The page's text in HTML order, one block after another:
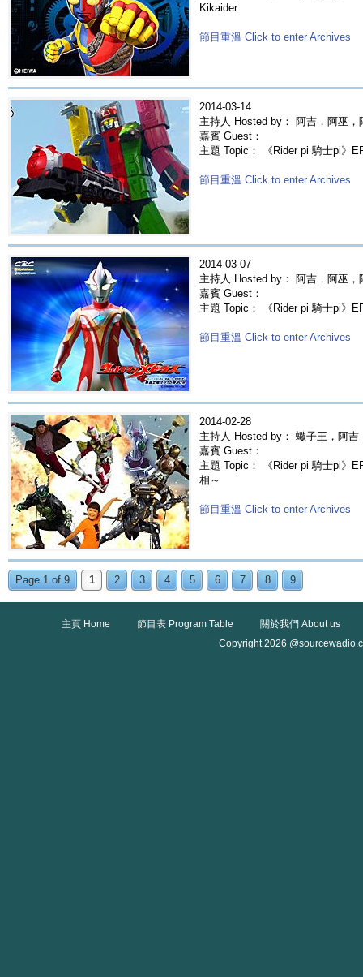
Kikaider
節目重溫 Click to enter Archives
2014-03-14
主持人 Hosted by： 阿吉，阿巫，
嘉賓 Guest：
主題 Topic： 《Rider pi 騎士pi》
節目重溫 Click to enter Archives
2014-03-07
主持人 Hosted by： 阿吉，阿巫
嘉賓 Guest：
主題 Topic： 《Rider pi 騎士pi》
節目重溫 Click to enter Archives
2014-02-28
主持人 Hosted by： 蠍子王，阿
嘉賓 Guest：
主題 Topic： 《Rider pi 騎士pi》
相～
節目重溫 Click to enter Archives
Page 1 of 9 1 2 3 4 5 6 7 8 9
主頁 Home 節目表 Program Table
關於我們 About us
Copyright 2026